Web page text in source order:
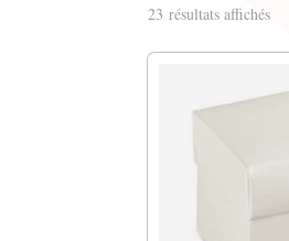
23 résultats affichésTrié
par